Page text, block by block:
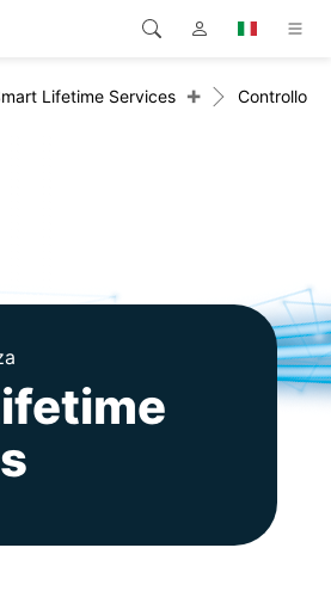
Lifetime Services + Controllo